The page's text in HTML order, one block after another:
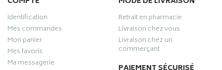
Identification
Mes commandes
Mon panier
Mes favoris
Ma messagerie
Retrait en pharmacie
Livraison chez vous
Livraison chez un
commerçant